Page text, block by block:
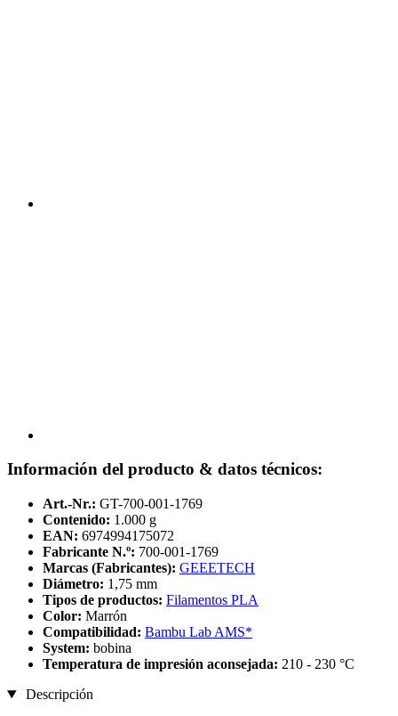
Información del producto & datos técnicos:
Art.-Nr.: GT-700-001-1769
Contenido: 1.000 g
EAN: 6974994175072
Fabricante N.º: 700-001-1769
Marcas (Fabricantes): GEEETECH
Diámetro: 1,75 mm
Tipos de productos: Filamentos PLA
Color: Marrón
Compatibilidad: Bambu Lab AMS*
System: bobina
Temperatura de impresión aconsejada: 210 - 230 °C
Descripción